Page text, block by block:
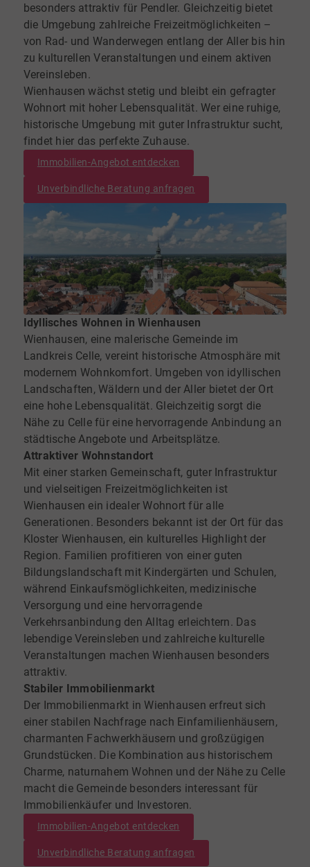
besonders attraktiv für Pendler. Gleichzeitig bietet
die Umgebung zahlreiche Freizeitmöglichkeiten –
von Rad- und Wanderwegen entlang der Aller bis hin
zu kulturellen Veranstaltungen und einem aktiven
Vereinsleben.
Wienhausen wächst stetig und bleibt ein gefragter
Wohnort mit hoher Lebensqualität. Wer eine ruhige,
historische Umgebung mit guter Infrastruktur sucht,
findet hier das perfekte Zuhause.
Immobilien-Angebot entdecken
Unverbindliche Beratung anfragen
Idyllisches Wohnen in Wienhausen
Wienhausen, eine malerische Gemeinde im
Landkreis Celle, vereint historische Atmosphäre mit
modernem Wohnkomfort. Umgeben von idyllischen
Landschaften, Wäldern und der Aller bietet der Ort
eine hohe Lebensqualität. Gleichzeitig sorgt die
Nähe zu Celle für eine hervorragende Anbindung an
städtische Angebote und Arbeitsplätze.
Attraktiver Wohnstandort
Mit einer starken Gemeinschaft, guter Infrastruktur
und vielseitigen Freizeitmöglichkeiten ist
Wienhausen ein idealer Wohnort für alle
Generationen. Besonders bekannt ist der Ort für das
Kloster Wienhausen, ein kulturelles Highlight der
Region. Familien profitieren von einer guten
Bildungslandschaft mit Kindergärten und Schulen,
während Einkaufsmöglichkeiten, medizinische
Versorgung und eine hervorragende
Verkehrsanbindung den Alltag erleichtern. Das
lebendige Vereinsleben und zahlreiche kulturelle
Veranstaltungen machen Wienhausen besonders
attraktiv.
Stabiler Immobilienmarkt
Der Immobilienmarkt in Wienhausen erfreut sich
einer stabilen Nachfrage nach Einfamilienhäusern,
charmanten Fachwerkhäusern und großzügigen
Grundstücken. Die Kombination aus historischem
Charme, naturnahem Wohnen und der Nähe zu Celle
macht die Gemeinde besonders interessant für
Immobilienkäufer und Investoren.
Immobilien-Angebot entdecken
Unverbindliche Beratung anfragen